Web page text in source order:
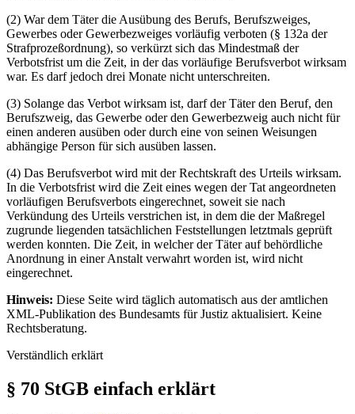
(2) War dem Täter die Ausübung des Berufs, Berufszweiges,
Gewerbes oder Gewerbezweiges vorläufig verboten (§ 132a der
Strafprozeßordnung), so verkürzt sich das Mindestmaß der
Verbotsfrist um die Zeit, in der das vorläufige Berufsverbot wirksam
war. Es darf jedoch drei Monate nicht unterschreiten.
(3) Solange das Verbot wirksam ist, darf der Täter den Beruf, den
Berufszweig, das Gewerbe oder den Gewerbezweig auch nicht für
einen anderen ausüben oder durch eine von seinen Weisungen
abhängige Person für sich ausüben lassen.
(4) Das Berufsverbot wird mit der Rechtskraft des Urteils wirksam.
In die Verbotsfrist wird die Zeit eines wegen der Tat angeordneten
vorläufigen Berufsverbots eingerechnet, soweit sie nach
Verkündung des Urteils verstrichen ist, in dem die der Maßregel
zugrunde liegenden tatsächlichen Feststellungen letztmals geprüft
werden konnten. Die Zeit, in welcher der Täter auf behördliche
Anordnung in einer Anstalt verwahrt worden ist, wird nicht
eingerechnet.
Hinweis: Diese Seite wird täglich automatisch aus der amtlichen
XML-Publikation des Bundesamts für Justiz aktualisiert. Keine
Rechtsberatung.
Verständlich erklärt
§ 70 StGB einfach erklärt